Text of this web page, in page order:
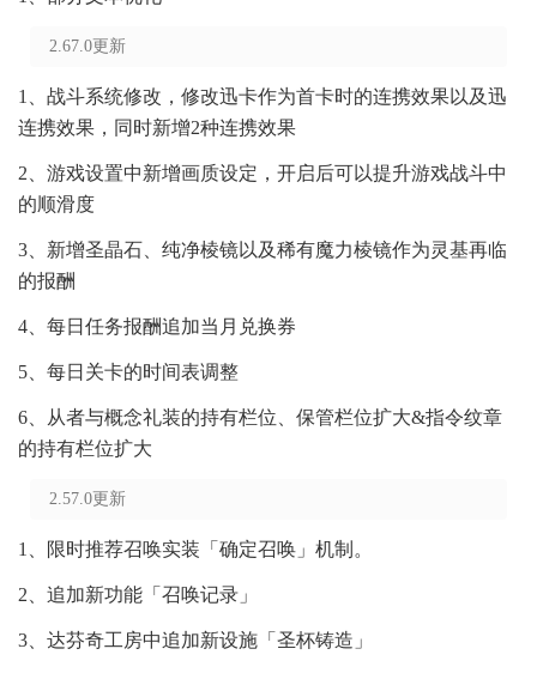
2.67.0更新
1、战斗系统修改，修改迅卡作为首卡时的连携效果以及迅
连携效果，同时新增2种连携效果
2、游戏设置中新增画质设定，开启后可以提升游戏战斗中
的顺滑度
3、新增圣晶石、纯净棱镜以及稀有魔力棱镜作为灵基再临
的报酬
4、每日任务报酬追加当月兑换券
5、每日关卡的时间表调整
6、从者与概念礼装的持有栏位、保管栏位扩大&指令纹章
的持有栏位扩大
2.57.0更新
1、限时推荐召唤实装「确定召唤」机制。
2、追加新功能「召唤记录」
3、达芬奇工房中追加新设施「圣杯铸造」